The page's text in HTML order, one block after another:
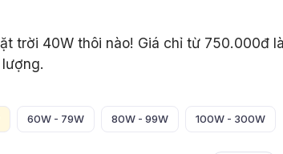
trời 40W thôi nào! Giá chỉ từ 750.000đ
60W - 79W 80W - 99W 100W - 300W